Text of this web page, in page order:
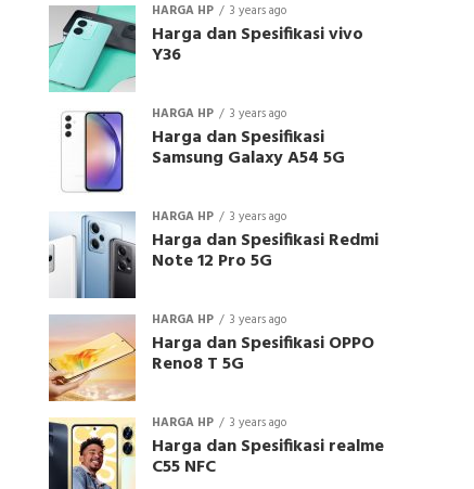
HARGA HP 3 years ago
Harga dan Spesifikasi vivo
Y36
HARGA HP 3 years ago
Harga dan Spesifikasi
Samsung Galaxy A54 5G
HARGA HP 3 years ago
Harga dan Spesifikasi Redmi
Note 12 Pro 5G
HARGA HP 3 years ago
Harga dan Spesifikasi OPPO
Reno8 T 5G
HARGA HP 3 years ago
Harga dan Spesifikasi realme
C55 NFC